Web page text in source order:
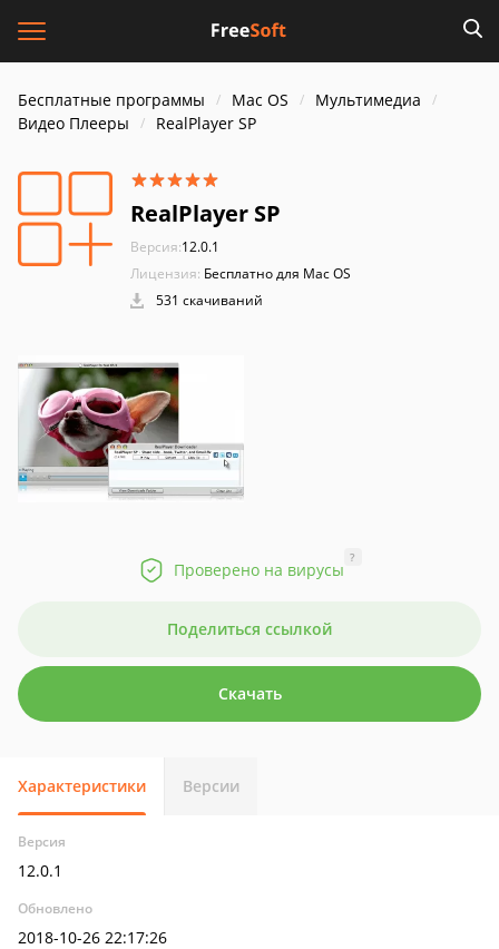
Бесплатные программы Mac OS
Мультимедиа
Видео Плееры
RealPlayer SP
RealPlayer SP
Версия:12.0.1
Лицензия: Бесплатно для Mac OS
531 скачиваний
Проверено на вирусы
?
Поделиться ссылкой
Скачать
Характеристики Версии
Версия
12.0.1
Обновлено
2018-10-26 22:17:26